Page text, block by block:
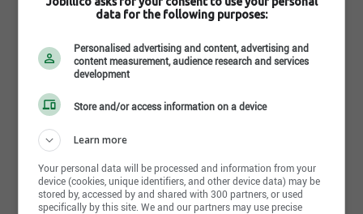
Lire la suite
Gestion des carrières
WestRock, usine de Warwick, c'est un milieu de vie
dynamique où tous les employés ont une voix, qui
propose une gamme complète d’avantages sociaux,
un programme d’amélioration reconnue mobilisant
plus de 200 employés, de la formation continue
ainsi que plusieurs possibilités d’avancement.
data for the following purposes:
Personalised advertising and content, advertising and
content measurement, audience research and services
development
Store and/or access information on a device
Learn more
Your personal data will be processed and information from your
device (cookies, unique identifiers, and other device data) may be
stored by, accessed by and shared with 300 partners, or used
specifically by this site. We and our partners may use precise